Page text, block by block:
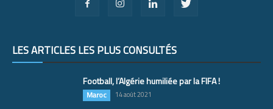
LES ARTICLES LES PLUS CONSULTÉS
Football, l’Algérie humiliée par la FIFA !
Maroc 14 août 2021